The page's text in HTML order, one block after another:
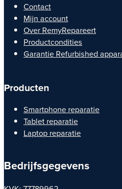
Contact
Mijn account
Over RemyRepareert
Productcondities
Garantie Refurbished
Producten
Smartphone reparatie
Tablet reparatie
Laptop reparatie
Bedrijfsgegevens